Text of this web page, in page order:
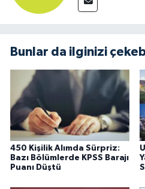
Bunlar da ilginizi
450 Kişilik Alımda Sürpriz:
Bazı Bölümlerde KPSS Barajı
Puanı Düştü